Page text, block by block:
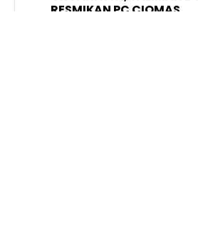
RESMIKAN PC CIOMAS